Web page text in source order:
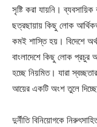
সৃষ্টি করা যায়নি।
ছত্রছায়ায় কিছু লোক
কমই শাস্তি হয়। বিদেশে
বাংলাদেশে কিছু লোক প্রচুর
হচ্ছে নিয়মিত। যারা
আয়ের একটি অংশ তুলে
দুর্নীতি বিনিয়োগকে